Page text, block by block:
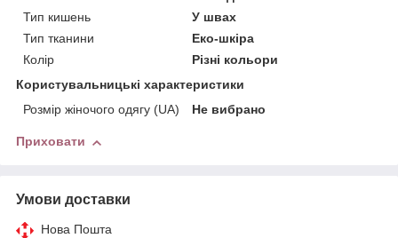
Тип кишень
У швах
Тип тканини
Еко-шкіра
Колір
Різні кольори
Користувальницькі характеристики
Розмір жіночого одягу (UA)
Не вибрано
Приховати
Умови доставки
Нова Пошта